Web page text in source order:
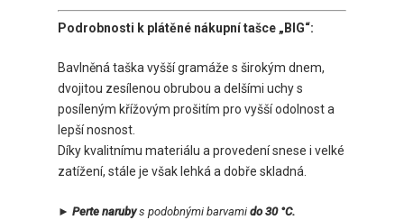
Podrobnosti k plátěné nákupní tašce „BIG“:
Bavlněná taška vyšší gramáže s širokým dnem,
dvojitou zesílenou obrubou a delšími uchy s
posíleným křížovým prošitím pro vyšší odolnost a
lepší nosnost.
Díky kvalitnímu materiálu a provedení snese i velké
zatížení, stále je však lehká a dobře skladná.
► Perte narubys podobnými barvami do 30 °C.